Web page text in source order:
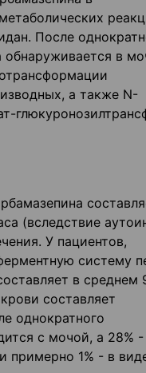
После
обнаруживается в
а также N-
(вследствие
У пациентов,
систему
в среднем
составляет
однократного
с мочой, а 28%
примерно 1% - в